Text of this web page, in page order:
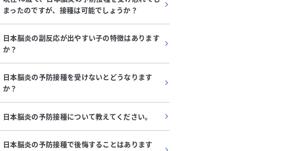
まったのですが、接種は可能でしょうか？
日本脳炎の副反応が出やすい子の特徴はあります
か？
日本脳炎の予防接種を受けないとどうなります
か？
日本脳炎の予防接種について教えてください。
日本脳炎の予防接種で後悔することはあります